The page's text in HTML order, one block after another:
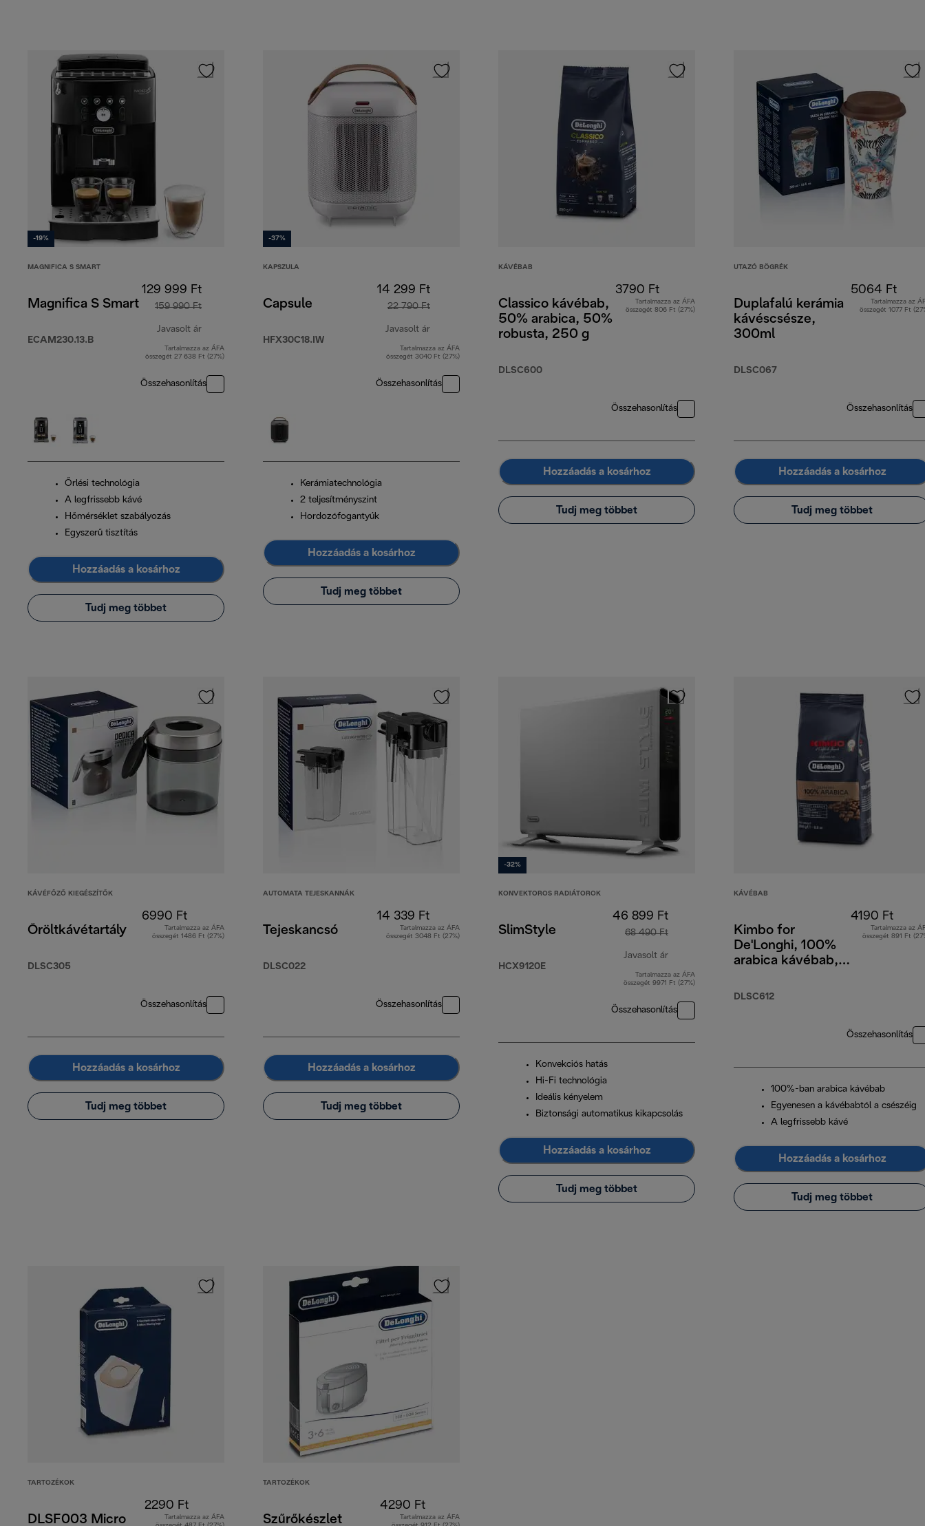
-19%
MAGNIFICA S SMART
Magnifica S Smart
ECAM230.13.B
129 999 Ft
159 990 Ft
Javasolt ár
eredeti ár 159 990 Ft
Tartalmazza az ÁFA
összegét 27 638 Ft (27%)
Összehasonlítás
Őrlési technológia
A legfrissebb kávé
Hőmérséklet szabályozás
Egyszerű tisztítás
Hozzáadás a kosárhoz
Tudj meg többet
-37%
KAPSZULA
Capsule
HFX30C18.IW
14 299 Ft
22 790 Ft
Javasolt ár
eredeti ár 22 790 Ft
Tartalmazza az ÁFA
összegét 3040 Ft (27%)
Összehasonlítás
Kerámiatechnológia
2 teljesítményszint
Hordozófogantyúk
Hozzáadás a kosárhoz
Tudj meg többet
KÁVÉBAB
Classico kávébab,
50% arabica, 50%
robusta, 250 g
DLSC600
3790 Ft
Tartalmazza az ÁFA
összegét 806 Ft (27%)
Összehasonlítás
Hozzáadás a kosárhoz
Tudj meg többet
UTAZÓ BÖGRÉK
Duplafalú kerámia
kávéscsésze,
300ml
DLSC067
5064 Ft
Tartalmazza az
összegét 1077 Ft
Összehasonlítás
Hozzáadás a kosárhoz
Tudj meg többet
KÁVÉFŐZŐ KIEGÉSZÍTŐK
Őröltkávétartály
DLSC305
6990 Ft
Tartalmazza az ÁFA
összegét 1486 Ft (27%)
Összehasonlítás
Hozzáadás a kosárhoz
Tudj meg többet
AUTOMATA TEJESKANNÁK
Tejeskancsó
DLSC022
14 339 Ft
Tartalmazza az ÁFA
összegét 3048 Ft (27%)
Összehasonlítás
Hozzáadás a kosárhoz
Tudj meg többet
-32%
KONVEKTOROS RADIÁTOROK
SlimStyle
HCX9120E
46 899 Ft
68 490 Ft
Javasolt ár
eredeti ár 68 490 Ft
Tartalmazza az ÁFA
összegét 9971 Ft (27%)
Összehasonlítás
Konvekciós hatás
Hi-Fi technológia
Ideális kényelem
Biztonsági automatikus kikapcsolás
Hozzáadás a kosárhoz
Tudj meg többet
KÁVÉBAB
Kimbo for
De'Longhi, 100%
arabica kávébab,
DLSC612
4190 Ft
Tartalmazza az
összegét 891 Ft
Összehasonlítás
100%-ban arabica kávébab
Egyenesen a kávébabtól a csészéig
A legfrissebb kávé
Hozzáadás a kosárhoz
Tudj meg többet
TARTOZÉKOK
DLSF003 Micro
2290 Ft
Tartalmazza az ÁFA
TARTOZÉKOK
Szűrőkészlet
4290 Ft
Tartalmazza az ÁFA